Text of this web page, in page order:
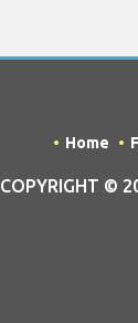
Home
COPYRIGHT ©